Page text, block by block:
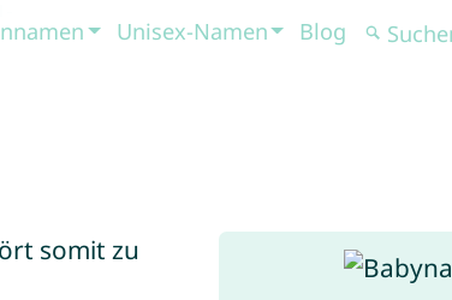
Unisex-Namen Blog
somit zu